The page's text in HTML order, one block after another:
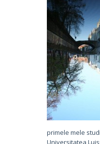
primele mele
Universitatea